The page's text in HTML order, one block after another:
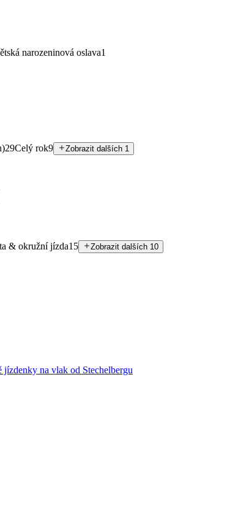
narozeninová oslava1
29Celý rok9 Zobrazit dalších 1
& okružní jízda15 Zobrazit dalších 10
na vlak od Stechelbergu